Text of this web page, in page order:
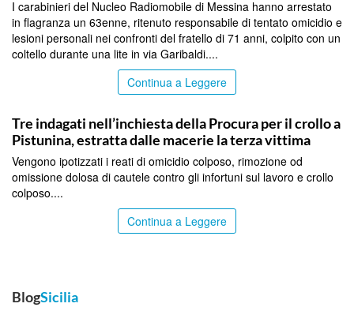
I carabinieri del Nucleo Radiomobile di Messina hanno arrestato
in flagranza un 63enne, ritenuto responsabile di tentato omicidio e
lesioni personali nei confronti del fratello di 71 anni, colpito con un
coltello durante una lite in via Garibaldi....
Continua a Leggere
Tre indagati nell’inchiesta della Procura per il crollo a
Pistunina, estratta dalle macerie la terza vittima
Vengono ipotizzati i reati di omicidio colposo, rimozione od
omissione dolosa di cautele contro gli infortuni sul lavoro e crollo
colposo....
Continua a Leggere
BlogSicilia